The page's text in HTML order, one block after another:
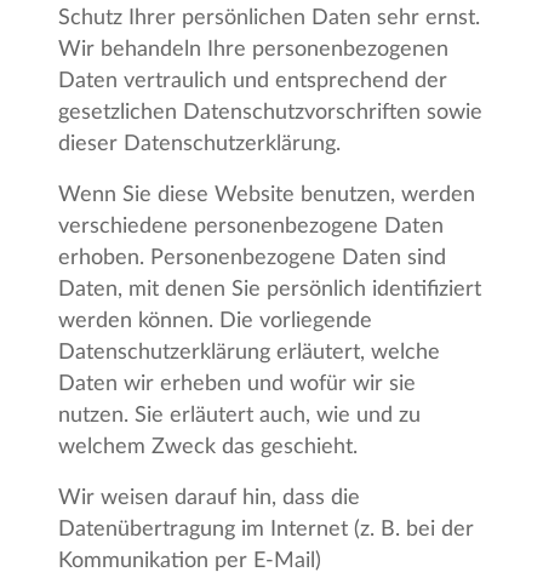
Schutz Ihrer persönlichen Daten sehr ernst.
Wir behandeln Ihre personenbezogenen
Daten vertraulich und entsprechend der
gesetzlichen Datenschutzvorschriften sowie
dieser Datenschutzerklärung.
Wenn Sie diese Website benutzen, werden
verschiedene personenbezogene Daten
erhoben. Personenbezogene Daten sind
Daten, mit denen Sie persönlich identifiziert
werden können. Die vorliegende
Datenschutzerklärung erläutert, welche
Daten wir erheben und wofür wir sie
nutzen. Sie erläutert auch, wie und zu
welchem Zweck das geschieht.
Wir weisen darauf hin, dass die
Datenübertragung im Internet (z. B. bei der
Kommunikation per E-Mail)